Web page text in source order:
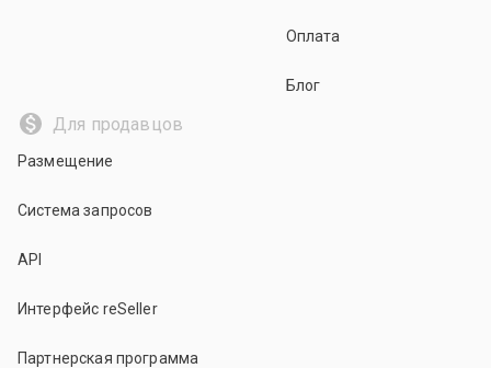
Оплата
Блог
Для продавцов
Размещение
Система запросов
API
Интерфейс reSeller
Партнерская программа